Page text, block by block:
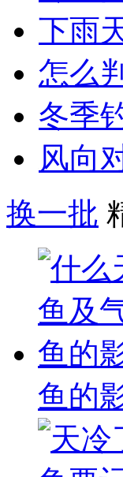
下雨
怎么
冬季
风向
换一批
鱼的